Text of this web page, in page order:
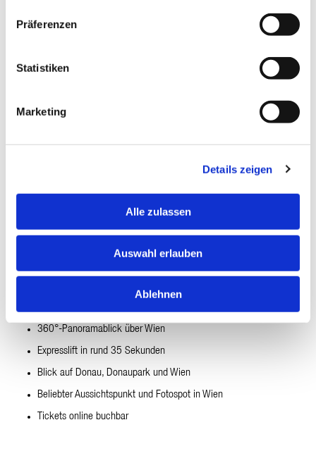
Präferenzen
Statistiken
Marketing
Details zeigen
Alle zulassen
Auswahl erlauben
Ablehnen
Aussichtsplattform auf einen Blick
360°-Panoramablick über Wien
Expresslift in rund 35 Sekunden
Blick auf Donau, Donaupark und Wien
Beliebter Aussichtspunkt und Fotospot in Wien
Tickets online buchbar